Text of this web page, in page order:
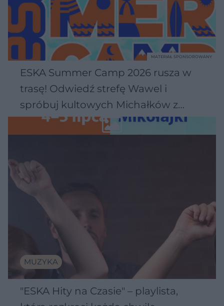
ESKA Summer Camp 2026 rusza w
trasę! Odwiedź strefę Wawel i
spróbuj kultowych Michałków z
Wawelu
MATERIAŁ SPONSOROWANY
MUZYKA
"ESKA Hity na Czasie" – playlista,